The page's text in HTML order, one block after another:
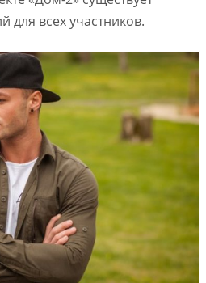
для всех участников.